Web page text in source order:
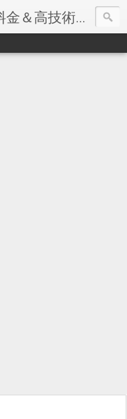
岐阜市のネイルNANAは低料金＆高技術のお店